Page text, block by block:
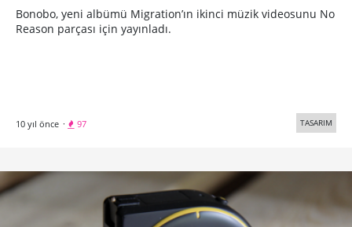
Bonobo, yeni albümü Migration’ın ikinci müzik videosunu No
Reason parçası için yayınladı.
10 yıl önce · 97 TASARIM